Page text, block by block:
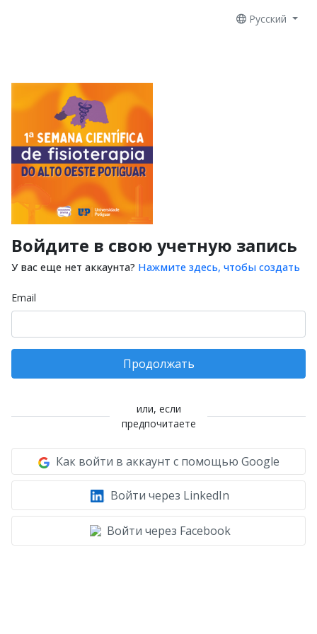
Русский
Войдите в свою учетную запись
У вас еще нет аккаунта? Нажмите здесь, чтобы создать
Email
Продолжать
или, если
предпочитаете
Как войти в аккаунт с помощью Google
Войти через LinkedIn
Войти через Facebook